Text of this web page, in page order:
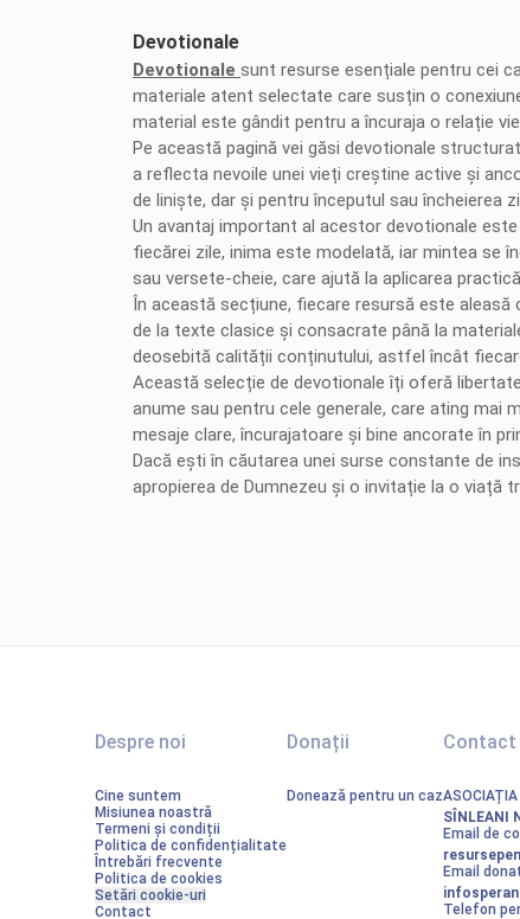
Devotionale
Devotionale sunt resurse esențiale pentru cei
materiale atent selectate care susțin o
material este gândit pentru a încuraja o relație
Pe această pagină vei găsi devotionale
a reflecta nevoile unei vieți creștine active și
de liniște, dar și pentru începutul sau încheierea
Un avantaj important al acestor devotionale
fiecărei zile, inima este modelată, iar mintea se
sau versete-cheie, care ajută la aplicarea
În această secțiune, fiecare resursă este
de la texte clasice și consacrate până la
deosebită calității conținutului, astfel încât
Această selecție de devotionale îți oferă
anume sau pentru cele generale, care ating mai
mesaje clare, încurajatoare și bine ancorate în
Dacă ești în căutarea unei surse constante de
apropierea de Dumnezeu și o invitație la o viață
Despre noi
Cine suntem
Misiunea noastră
Termeni și condiții
Politica de confidențialitate
Întrebări frecvente
Politica de cookies
Setări cookie-uri
Contact
Donații
Donează pentru un caz
Contact
ASOCIAȚIA
SÎNLEANI
Email de
Email
Telefon